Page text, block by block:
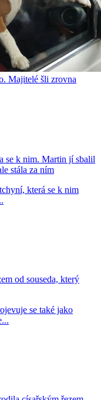
Majitelé šli zrovna
se k nim. Martin jí sbalil
stála za ním
která se k nim
od souseda, který
se také jako